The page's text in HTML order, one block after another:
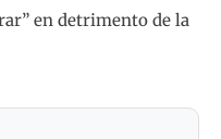
en detrimento de la